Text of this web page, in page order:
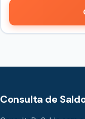
Consulta de